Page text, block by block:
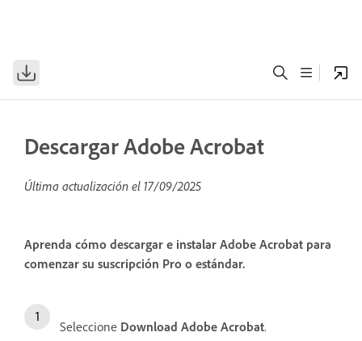
Descargar Adobe Acrobat
Última actualización el 17/09/2025
Aprenda cómo descargar e instalar Adobe Acrobat para
comenzar su suscripción Pro o estándar.
Seleccione Download Adobe Acrobat.